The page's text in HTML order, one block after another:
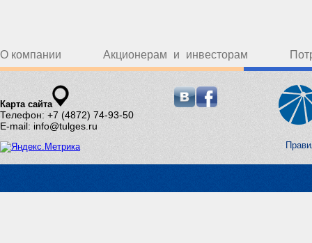
О компании Акционерам и инвесторам
Карта сайта
Телефон: +7 (4872) 74-93-50
E-mail: info@tulges.ru